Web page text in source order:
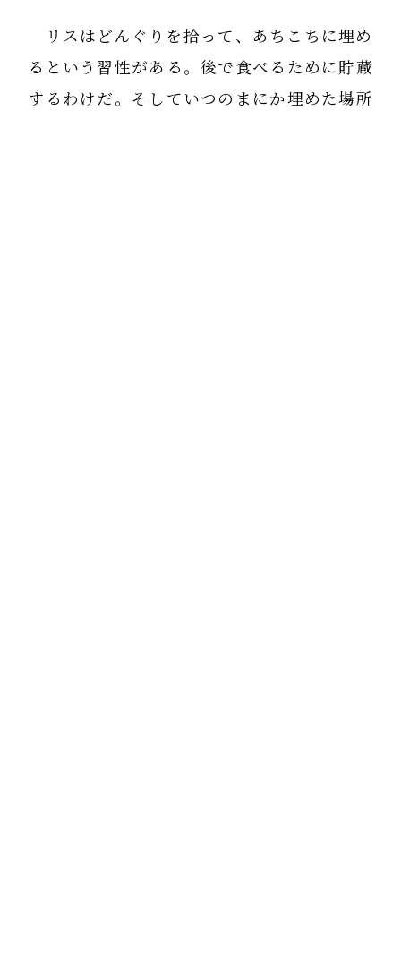
リスはどんぐりを拾って、あちこちに埋め
るという習性がある。後で食べるために貯蔵
するわけだ。そしていつのまにか埋めた場所